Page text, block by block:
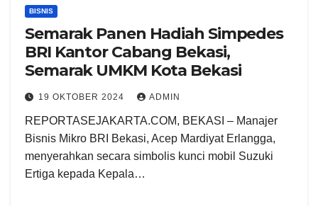
BISNIS
Semarak Panen Hadiah Simpedes
BRI Kantor Cabang Bekasi,
Semarak UMKM Kota Bekasi
19 OKTOBER 2024 ADMIN
REPORTASEJAKARTA.COM, BEKASI – Manajer
Bisnis Mikro BRI Bekasi, Acep Mardiyat Erlangga,
menyerahkan secara simbolis kunci mobil Suzuki
Ertiga kepada Kepala…